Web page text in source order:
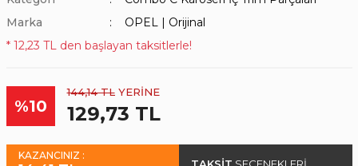
Marka
OPEL | Orijinal
* 12,23 TL den başlayan taksitlerle!
%10
144,14 TLYERİNE
129,73 TL
KAZANCINIZ :